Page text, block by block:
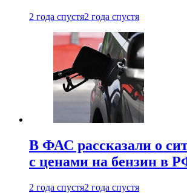
2 года спустя2 года спустя
В ФАС рассказали о
с ценами на бензин в
2 года спустя2 года спустя